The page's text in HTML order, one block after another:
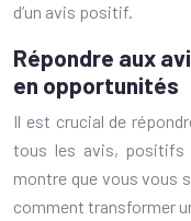
d’un avis positif.
Répondre aux
en opportunités
Il est crucial de
tous les avis, positifs
montre que vous vous
comment transformer